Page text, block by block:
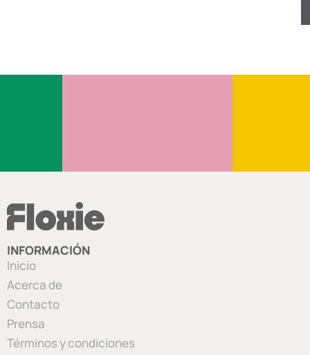
INFORMACIÓN
Inicio
Acerca de
Contacto
Prensa
Términos y condiciones